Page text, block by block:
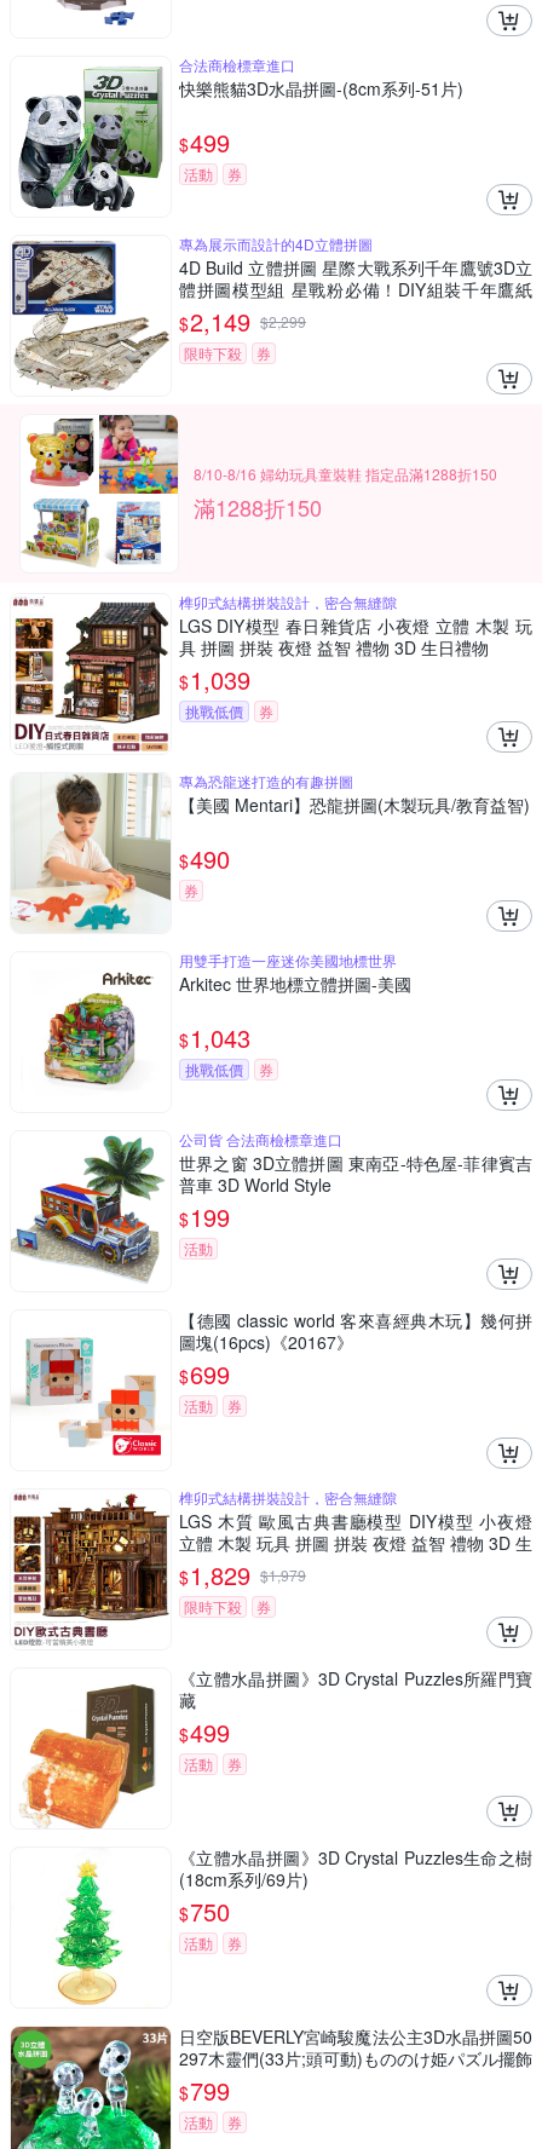
合法商檢標章進口
快樂熊貓3D水晶拼圖-(8cm系列-51片)
$499
活動 券
專為展示而設計的4D立體拼圖
4D Build 立體拼圖 星際大戰系列千年鷹號3D立
體拼圖模型組 星戰粉必備！DIY組裝千年鷹紙
模型 細節逼真 無需工具
$2,149 $2,299
限時下殺
券
8/10-8/16 婦幼玩具童裝鞋 指定品滿1288折150
滿1288折150
榫卯式結構拼裝設計，密合無縫隙
LGS DIY模型 春日雜貨店 小夜燈 立體 木製 玩
具 拼圖 拼裝 夜燈 益智 禮物 3D 生日禮物
$1,039
挑戰低價 券
專為恐龍迷打造的有趣拼圖
【美國 Mentari】恐龍拼圖(木製玩具/教育益智)
$490
券
用雙手打造一座迷你美國地標世界
Arkitec 世界地標立體拼圖-美國
$1,043
挑戰低價 券
公司貨 合法商檢標章進口
世界之窗 3D立體拼圖 東南亞-特色屋-菲律賓吉
普車 3D World Style
$199
活動
【德國 classic world 客來喜經典木玩】幾何拼
圖塊(16pcs)《20167》
$699
活動 券
榫卯式結構拼裝設計，密合無縫隙
LGS 木質 歐風古典書廳模型 DIY模型 小夜燈
立體 木製 玩具 拼圖 拼裝 夜燈 益智 禮物 3D 生
日禮物
$1,829 $1,979
限時下殺
券
《立體水晶拼圖》3D Crystal Puzzles所羅門寶
藏
$499
活動 券
《立體水晶拼圖》3D Crystal Puzzles生命之樹
(18cm系列/69片)
$750
活動 券
日空版BEVERLY宮崎駿魔法公主3D水晶拼圖50
297木靈們(33片;頭可動)もののけ姫パズル擺飾
吉卜力puzzle模型公仔
$799
活動 券